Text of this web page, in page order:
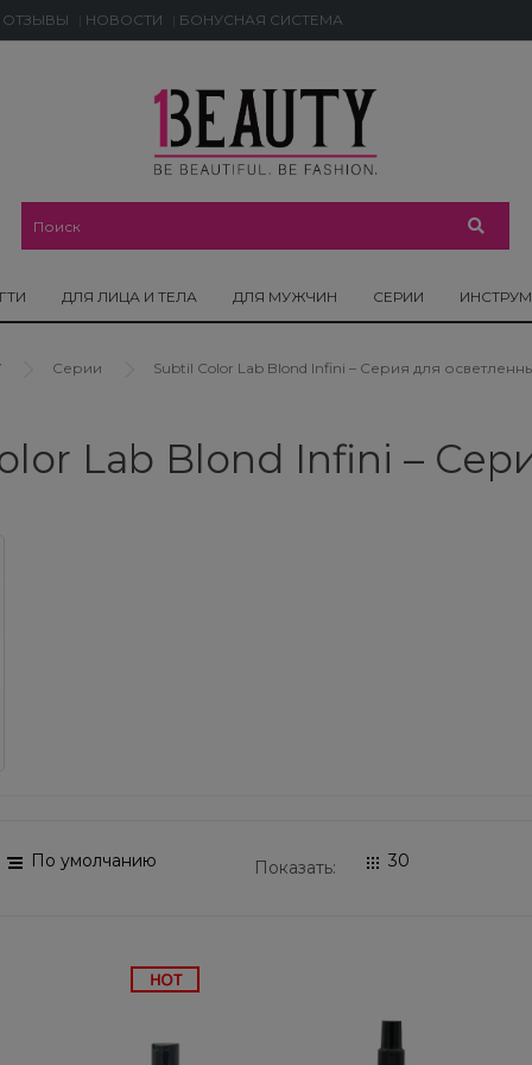
ОТЗЫВЫ НОВОСТИ БОНУСНАЯ СИСТЕМА
ДЛЯ ЛИЦА И ТЕЛА ДЛЯ МУЖЧИН СЕРИИ
Серии Subtil Color Lab Blond Infini – Серия для
Lab Blond Infini –
Показать: